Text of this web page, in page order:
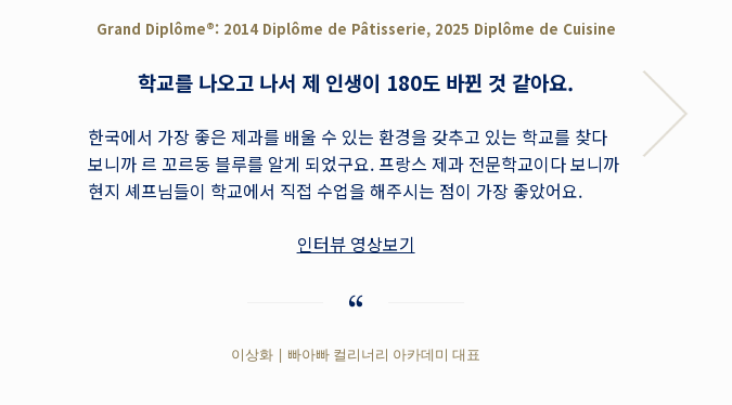
Grand Diplôme®: 2014 Diplôme de Pâtisserie, 2025 Diplôme de Cuisine
학교를 나오고 나서 제 인생이 180도 바뀐 것 같아요.
한국에서 가장 좋은 제과를 배울 수 있는 환경을 갖추고 있는 학교를 찾다
보니까 르 꼬르동 블루를 알게 되었구요. 프랑스 제과 전문학교이다 보니까
현지 셰프님들이 학교에서 직접 수업을 해주시는 점이 가장 좋았어요.
인터뷰 영상보기
이상화 | 빠아빠 컬리너리 아카데미 대표